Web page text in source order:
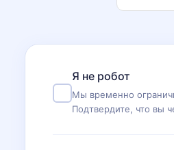
Я не робот
Мы временно
Подтвердите, что вы